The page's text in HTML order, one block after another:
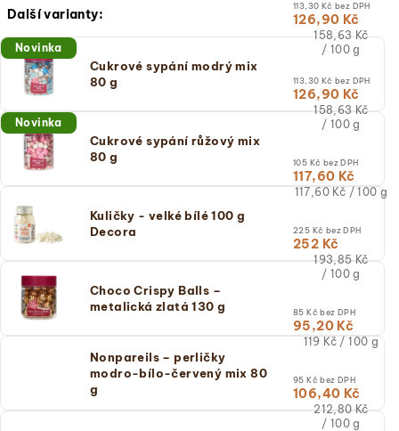
Další varianty:
Novinka
Cukrové sypání modrý mix
80 g
113,30 Kč bez DPH
126,90 Kč
Měrná
cena:
cena)
158,63 Kč
/ 100 g
Novinka
Cukrové sypání růžový mix
80 g
113,30 Kč bez DPH
126,90 Kč
Měrná
cena:
158,63 Kč
/ 100 g
Kuličky - velké bílé 100 g
Decora
105 Kč bez DPH
117,60 Kč
Měrná
cena)
117,60 Kč / 100 g
Choco Crispy Balls –
metalická zlatá 130 g
225 Kč bez DPH
252 Kč
Měrná
cena:
193,85 Kč
/ 100 g
Nonpareils – perličky
modro-bílo-červený mix 80
g
85 Kč bez DPH
95,20 Kč
Měrná
cena)
119 Kč / 100 g
95 Kč bez DPH
106,40 Kč
Měrná
cena:
212,80 Kč
/ 100 g